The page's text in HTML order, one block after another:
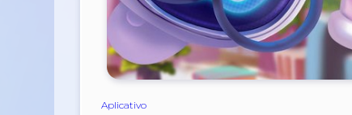
Aplicativo